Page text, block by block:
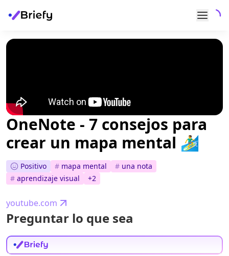
OneNote - 7 consejos para
crear un mapa mental 🏄‍♂️
Positivo # mapa mental # una nota
# aprendizaje visual +2
youtube.com
Preguntar lo que sea